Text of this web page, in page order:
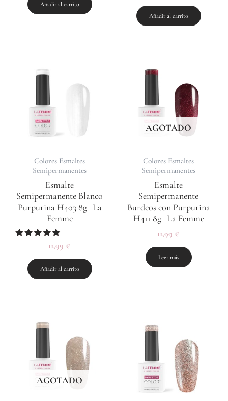
Añadir al carrito
5.00
de 5Añadir al carrito
Colores Esmaltes
Semipermanentes
Esmalte
Semipermanente Blanco
Purpurina H403 8g | La
Femme
Valorado
5.00
de 5
11,99 €
Añadir al carrito
AGOTADO
Colores Esmaltes
Semipermanentes
Esmalte
Semipermanente
Burdeos con Purpurina
H411 8g | La Femme
11,99 €
Leer más
AGOTADO